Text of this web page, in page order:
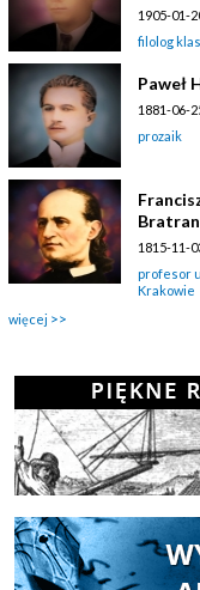
1905-01-
filolog
Paweł
1881-06-
prozaik
1815-11-
profesor
Krakowie
więcej